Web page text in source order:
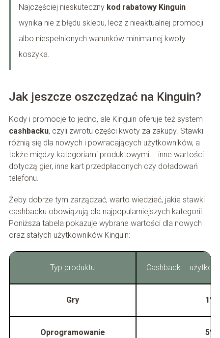
Najczęściej nieskuteczny kod rabatowy Kinguin
wynika nie z błędu sklepu, lecz z nieaktualnej promocji
albo niespełnionych warunków minimalnej kwoty
koszyka.
Jak jeszcze oszczędzać na Kinguin?
Kody i promocje to jedno, ale Kinguin oferuje też system
cashbacku, czyli zwrotu części kwoty za zakupy. Stawki
różnią się dla nowych i powracających użytkowników, a
także między kategoriami produktowymi – inne wartości
dotyczą gier, inne kart przedpłaconych czy doładowań
telefonu.
Żeby dobrze tym zarządzać, warto wiedzieć, jakie stawki
cashbacku obowiązują dla najpopularniejszych kategorii.
Poniższa tabela pokazuje wybrane wartości dla nowych
oraz stałych użytkowników Kinguin:
Typ produktu Cashback –
Gry 1%
Oprogramowanie 5%